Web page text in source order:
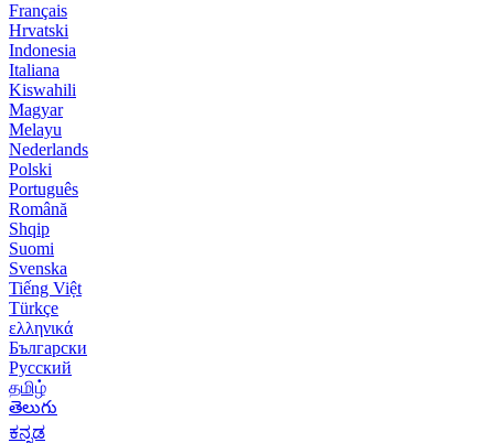
Français
Hrvatski
Indonesia
Italiana
Kiswahili
Magyar
Melayu
Nederlands
Polski
Português
Română
Shqip
Suomi
Svenska
Tiếng Việt
Türkçe
ελληνικά
Български
Русский
தமிழ்
తెలుగు
ಕನ್ನಡ